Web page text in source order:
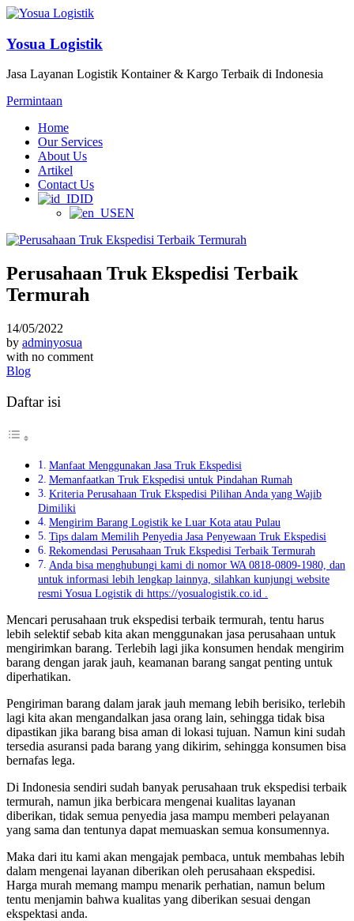
Yosua Logistik
Jasa Layanan Logistik Kontainer & Kargo Terbaik di Indonesia
Permintaan
Home
Our Services
About Us
Artikel
Contact Us
ID
EN
Perusahaan Truk Ekspedisi Terbaik
Termurah
14/05/2022
by adminyosua
with no comment
Blog
Daftar isi
Manfaat Menggunakan Jasa Truk Ekspedisi
Memanfaatkan Truk Ekspedisi untuk Pindahan Rumah
Kriteria Perusahaan Truk Ekspedisi Pilihan Anda yang Wajib
Dimiliki
Mengirim Barang Logistik ke Luar Kota atau Pulau
Tips dalam Memilih Penyedia Jasa Penyewaan Truk Ekspedisi
Rekomendasi Perusahaan Truk Ekspedisi Terbaik Termurah
Anda bisa menghubungi kami di nomor WA 0818-0809-1980, dan
untuk informasi lebih lengkap lainnya, silahkan kunjungi website
resmi Yosua Logistik di https://yosualogistik.co.id .
Mencari perusahaan truk ekspedisi terbaik termurah, tentu harus
lebih selektif sebab kita akan menggunakan jasa perusahaan untuk
mengirimkan barang. Terlebih lagi jika konsumen hendak mengirim
barang dengan jarak jauh, keamanan barang sangat penting untuk
diperhatikan.
Pengiriman barang dalam jarak jauh memang lebih berisiko, terlebih
lagi kita akan mengandalkan jasa orang lain, sehingga tidak bisa
dipastikan jika barang bisa aman di lokasi tujuan. Namun kini sudah
tersedia asuransi pada barang yang dikirim, sehingga konsumen bisa
bernafas lega.
Di Indonesia sendiri sudah banyak perusahaan truk ekspedisi terbaik
termurah, namun jika berbicara mengenai kualitas layanan
diberikan, tidak semua penyedia jasa mampu memberi pelayanan
yang sama dan tentunya dapat memuaskan semua konsumennya.
Maka dari itu kami akan mengajak pembaca, untuk membahas lebih
dalam mengenai layanan diberikan oleh perusahaan ekspedisi.
Harga murah memang mampu menarik perhatian, namun belum
tentu menjamin bahwa kualitas yang diberikan sesuai dengan
ekspektasi anda.